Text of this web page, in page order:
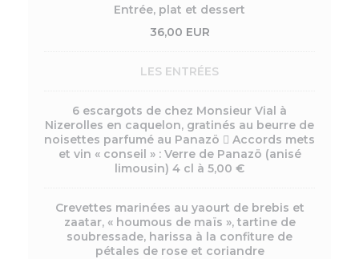
Entrée, plat et dessert
36,00 EUR
LES ENTRÉES
6 escargots de chez Monsieur Vial à
Nizerolles en caquelon, gratinés au beurre de
noisettes parfumé au Panazö  Accords mets
et vin « conseil » : Verre de Panazö (anisé
limousin) 4 cl à 5,00 €
Crevettes marinées au yaourt de brebis et
zaatar, « houmous de maïs », tartine de
soubressade, harissa à la confiture de
pétales de rose et coriandre